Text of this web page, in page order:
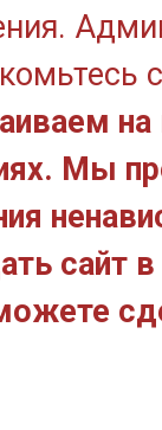
на
Мы
сайт